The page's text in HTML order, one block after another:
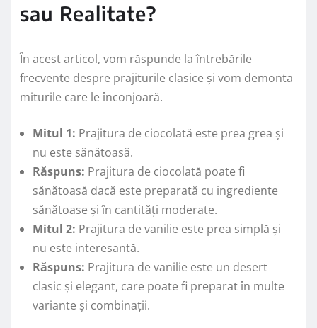
sau Realitate?
În acest articol, vom răspunde la întrebările
frecvente despre prajiturile clasice și vom demonta
miturile care le înconjoară.
Mitul 1: Prajitura de ciocolată este prea grea și
nu este sănătoasă.
Răspuns: Prajitura de ciocolată poate fi
sănătoasă dacă este preparată cu ingrediente
sănătoase și în cantități moderate.
Mitul 2: Prajitura de vanilie este prea simplă și
nu este interesantă.
Răspuns: Prajitura de vanilie este un desert
clasic și elegant, care poate fi preparat în multe
variante și combinații.